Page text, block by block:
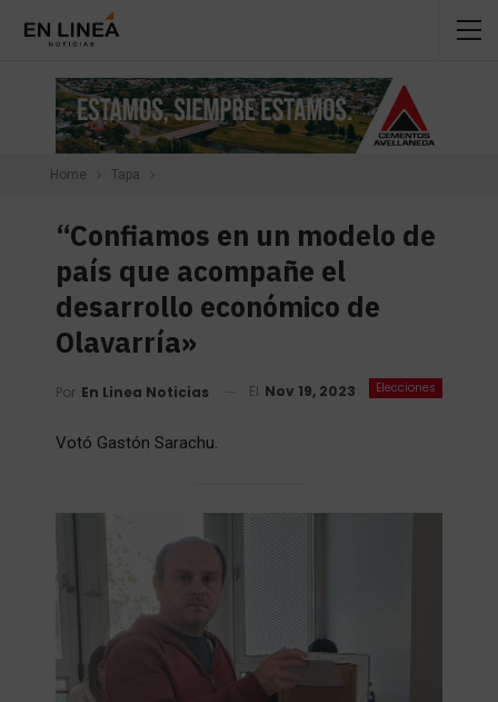
Home Tapa
“Confiamos en un modelo de
país que acompañe el
desarrollo económico de
Olavarría»
Elecciones
Por En Linea Noticias El Nov 19, 2023
Votó Gastón Sarachu.